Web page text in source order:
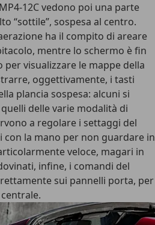
12C vedono poi una parte
“sottile”, sospesa al centro.
ha il compito di areare
mentre lo schermo è fin
visualizzare le mappe della
oggettivamente, i tasti
plancia sospesa: alcuni si
delle varie modalità di
a regolare i settaggi del
la mano per non guardare in
veloce, magari in
infine, i comandi del
sui pannelli porta, per